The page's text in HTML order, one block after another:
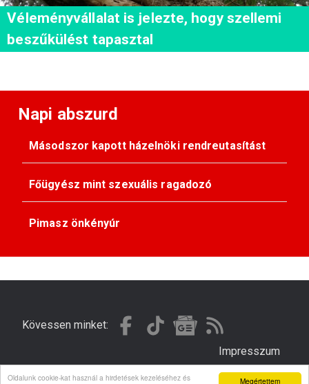
Megértettem
Oldalunk cookie-kat használ a hirdetések kezeléséhez és
Véleményvállalat is jelezte, hogy szellemi
beszűkülést tapasztal
Napi abszurd
Másodszor kapott házelnöki rendreutasítást
Főügyész mint szexuális ragadozó
Pimasz önkényúr
Kövessen minket:
Impresszum